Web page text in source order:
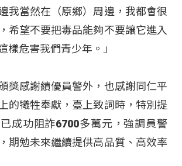
我當然在（原鄉）周邊，我都會很
希望不要把毒品能夠不要讓它進入
樣危害我們青少年。」
獎感謝績優員警外，也感謝同仁平
的犧牲奉獻，臺上致詞時，特別提
成功阻詐6700多萬元，強調員警
期勉未來繼續提供高品質、高效率